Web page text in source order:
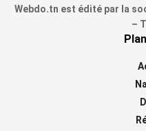
Webdo.tn est édité par la
–